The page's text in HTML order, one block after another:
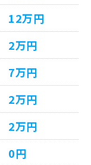
12万円
2万円
7万円
2万円
2万円
0円